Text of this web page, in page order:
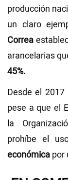
producción
un claro
Correa
arancelarias
45%.
Desde el 2017
pese a que el
la
prohíbe el
económica por